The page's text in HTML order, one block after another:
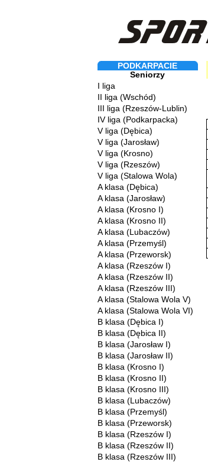
PODKARPACIE
Seniorzy
I liga
II liga (Wschód)
III liga (Rzeszów-Lublin)
IV liga (Podkarpacka)
V liga (Dębica)
V liga (Jarosław)
V liga (Krosno)
V liga (Rzeszów)
V liga (Stalowa Wola)
A klasa (Dębica)
A klasa (Jarosław)
A klasa (Krosno I)
A klasa (Krosno II)
A klasa (Lubaczów)
A klasa (Przemyśl)
A klasa (Przeworsk)
A klasa (Rzeszów I)
A klasa (Rzeszów II)
A klasa (Rzeszów III)
A klasa (Stalowa Wola V)
A klasa (Stalowa Wola VI)
B klasa (Dębica I)
B klasa (Dębica II)
B klasa (Jarosław I)
B klasa (Jarosław II)
B klasa (Krosno I)
B klasa (Krosno II)
B klasa (Krosno III)
B klasa (Lubaczów)
B klasa (Przemyśl)
B klasa (Przeworsk)
B klasa (Rzeszów I)
B klasa (Rzeszów II)
B klasa (Rzeszów III)